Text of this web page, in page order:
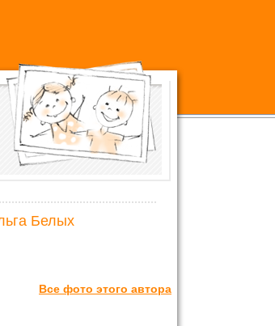
Белых
Все фото этого автора